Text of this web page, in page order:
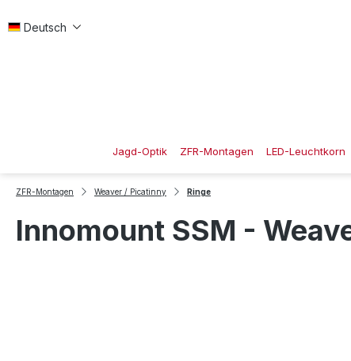
Deutsch
Jagd-Optik ZFR-Montagen LED-Leuchtkorn
ZFR-Montagen Weaver / Picatinny Ringe
Innomount SSM -